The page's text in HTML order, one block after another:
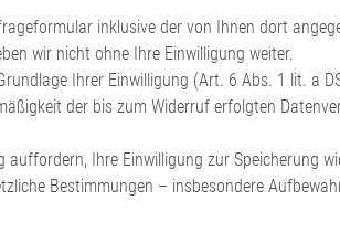
inklusive der von Ihnen dort
wir nicht ohne Ihre Einwilligung weiter.
Ihrer Einwilligung (Art. 6 Abs. 1 lit. a
der bis zum Widerruf erfolgten
Ihre Einwilligung zur Speicherung
Bestimmungen – insbesondere